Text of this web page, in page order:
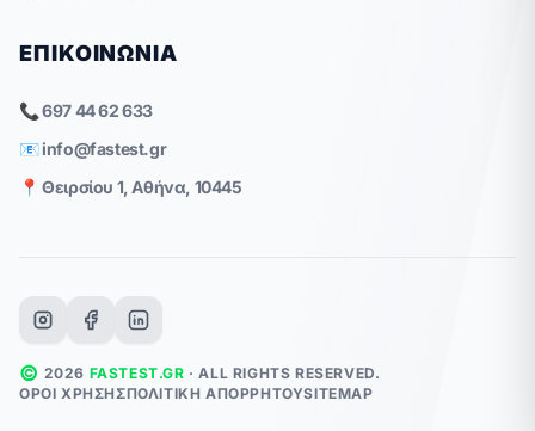
ΕΠΙΚΟΙΝΩΝΊΑ
📞 697 44 62 633
📧info@fastest.gr
📍 Θειρσίου 1, Αθήνα, 10445
© 2026 FASTEST.GR · ALL RIGHTS RESERVED.
ΌΡΟΙ ΧΡΉΣΗΣΠΟΛΙΤΙΚΉ ΑΠΟΡΡΉΤΟΥSITEMAP